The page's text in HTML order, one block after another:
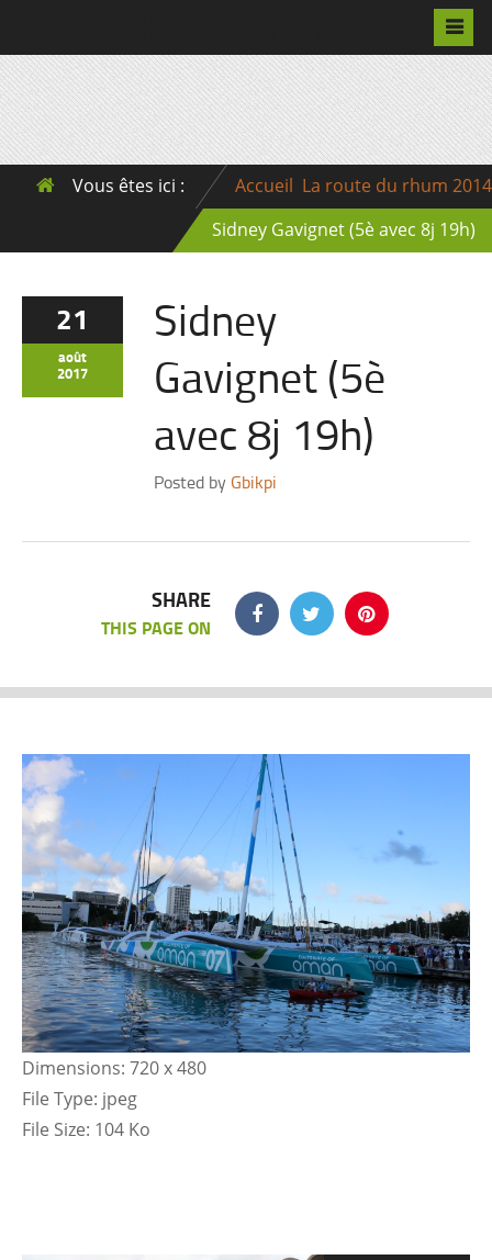
Vous êtes ici : Accueil La route du rhum 2014
Sidney Gavignet (5è avec 8j 19h)
21
août
2017
Sidney
Gavignet (5è
avec 8j 19h)
Posted by Gbikpi
SHARE
THIS PAGE ON
Dimensions: 720 x 480
File Type: jpeg
File Size: 104 Ko